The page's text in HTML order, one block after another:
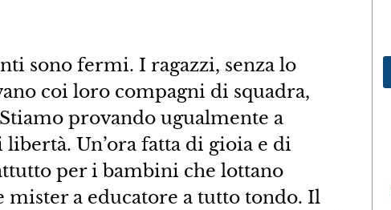
sono fermi. I ragazzi, senza lo
coi loro compagni di squadra,
provando ugualmente a
Un’ora fatta di gioia e di
per i bambini che lottano
a educatore a tutto tondo. Il